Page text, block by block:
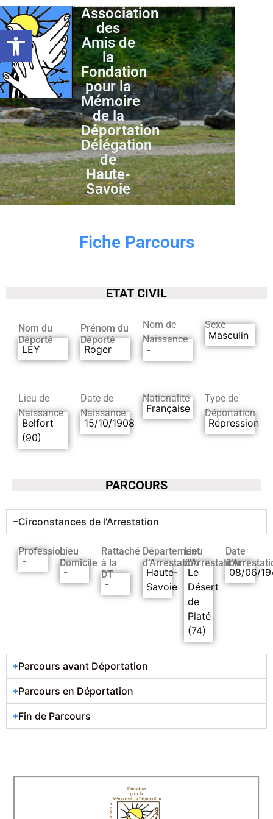
Ouvrir la barre d’outils
Association
des
Amis de
la
Fondation
pour la
Mémoire
de la
Déportation
Délégation
de
Haute-
Savoie
Fiche Parcours
ETAT CIVIL
Nom du
Déporté
LEY
Prénom du
Déporté
Roger
Nom de
Naissance
-
Sexe
Masculin
Lieu de
Naissance
Belfort
(90)
Date de
Naissance
15/10/1908
Nationalité
Française
Type de
Déportation
Répression
PARCOURS
Circonstances de l'Arrestation
Profession
-
Lieu
Domicile
-
Rattaché
à la
DT
-
Département
d’Arrestation
Haute-
Savoie
Lieu
d’Arrestation
Le
Désert
de
Platé
(74)
Date
08/06/
Parcours avant Déportation
Parcours en Déportation
Fin de Parcours